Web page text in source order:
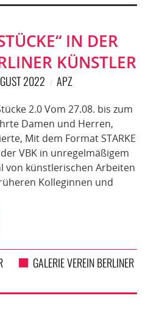
IN DER
KÜNSTLER
2022 APZ
2.0 Vom 27.08. bis zum
Damen und Herren,
Mit dem Format STARKE
VBK in unregelmäßigem
von künstlerischen Arbeiten
Kolleginnen und
GALERIE VEREIN BERLINER